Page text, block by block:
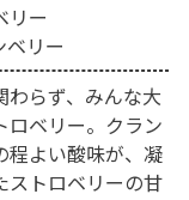
リー
リー
わらず、みんな大
ロベリー。クラン
程よい酸味が、凝
ストロベリーの甘